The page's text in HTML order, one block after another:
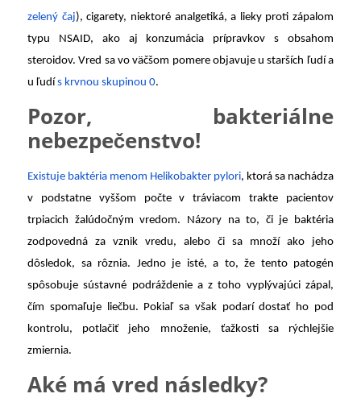
zelený čaj), cigarety, niektoré analgetiká, a lieky proti zápalom
typu NSAID, ako aj konzumácia prípravkov s obsahom
steroidov. Vred sa vo väčšom pomere objavuje u starších ľudí a
u ľudí s krvnou skupinou 0.
Pozor, bakteriálne
nebezpečenstvo!
Existuje baktéria menom Helikobakter pylori, ktorá sa nachádza
v podstatne vyššom počte v tráviacom trakte pacientov
trpiacich žalúdočným vredom. Názory na to, či je baktéria
zodpovedná za vznik vredu, alebo či sa množí ako jeho
dôsledok, sa rôznia. Jedno je isté, a to, že tento patogén
spôsobuje sústavné podráždenie a z toho vyplývajúci zápal,
čím spomaľuje liečbu. Pokiaľ sa však podarí dostať ho pod
kontrolu, potlačiť jeho množenie, ťažkosti sa rýchlejšie
zmiernia.
Aké má vred následky?